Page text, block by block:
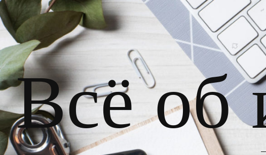
Всё об